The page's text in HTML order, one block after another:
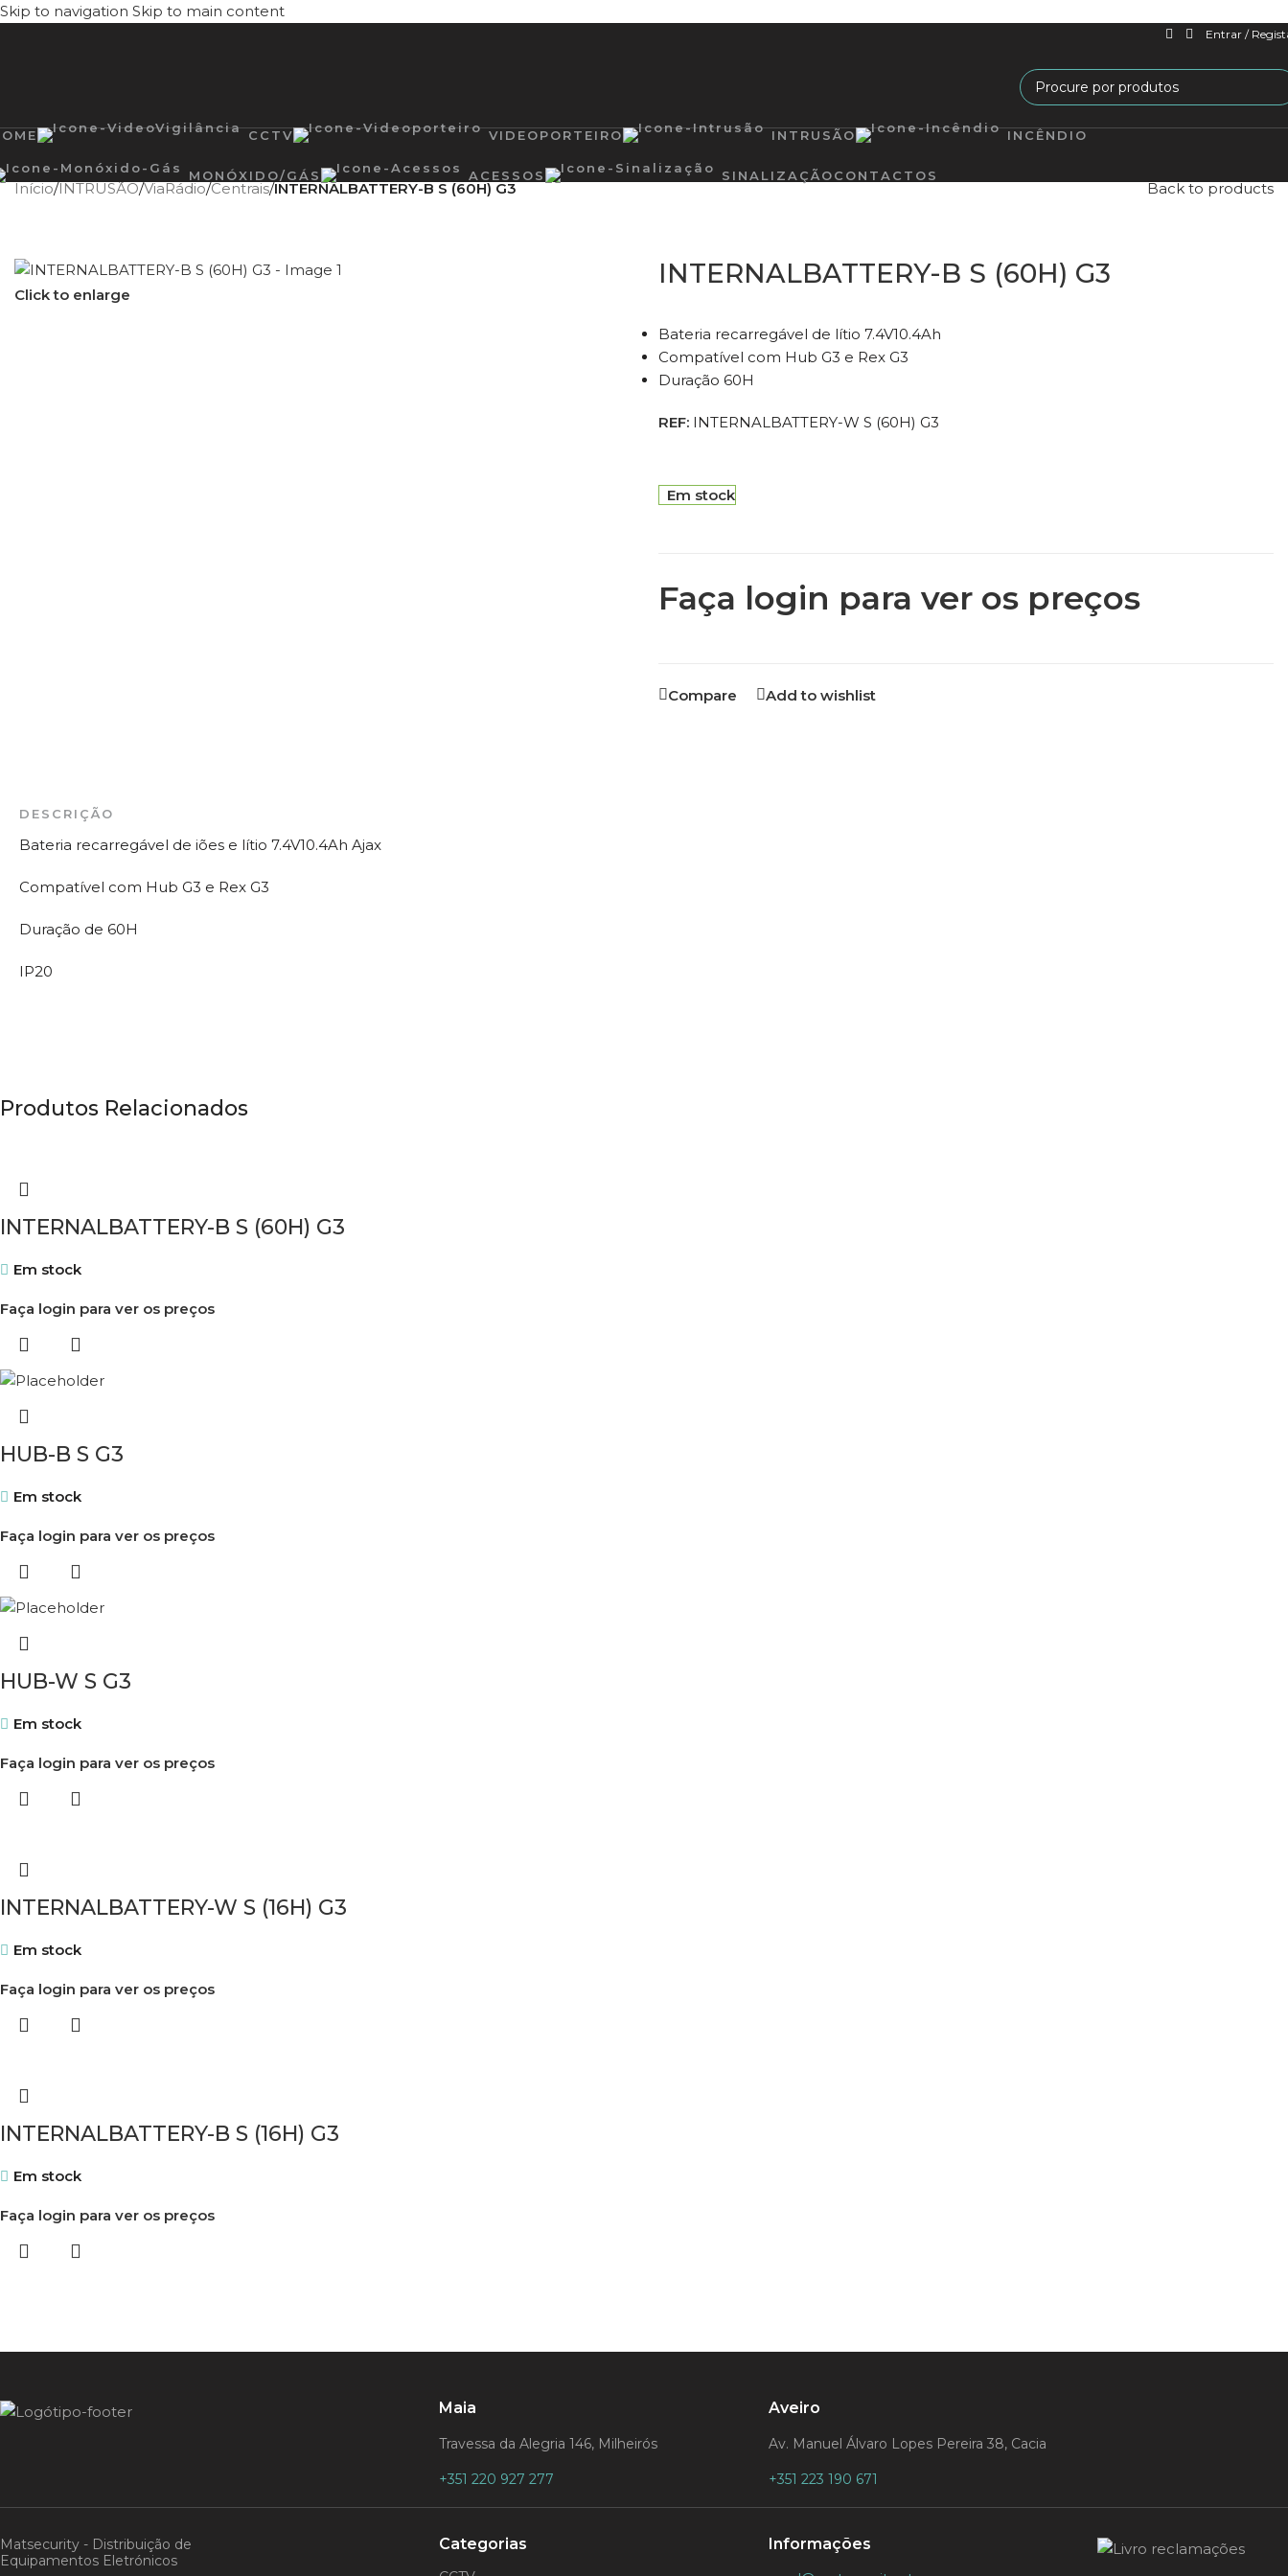
Skip to navigation Skip to main content
Entrar /
CCTV VIDEOPORTEIRO INTRUSÃO INCÊNDIO
MONÓXIDO/GÁS ACESSOS SINALIZAÇÃOCONTACTOS
Início/INTRUSÃO/ViaRádio/Centrais/INTERNALBATTERY-B S (60H) G3 Back to products
Click to enlarge
INTERNALBATTERY-B S (60H) G3
Bateria recarregável de lítio 7.4V10.4Ah
Compatível com Hub G3 e Rex G3
Duração 60H
REF: INTERNALBATTERY-W S (60H) G3
Em stock
Faça login para ver os preços
Compare Add to wishlist
DESCRIÇÃO
Bateria recarregável de iões e lítio 7.4V10.4Ah Ajax
Compatível com Hub G3 e Rex G3
Duração de 60H
IP20
Produtos Relacionados
INTERNALBATTERY-B S (60H) G3
Em stock
Faça login para ver os preços
HUB-B S G3
Em stock
Faça login para ver os preços
HUB-W S G3
Em stock
Faça login para ver os preços
INTERNALBATTERY-W S (16H) G3
Em stock
Faça login para ver os preços
INTERNALBATTERY-B S (16H) G3
Em stock
Faça login para ver os preços
Maia
Travessa da Alegria 146, Milheirós
+351 220 927 277
Aveiro
Av. Manuel Álvaro Lopes Pereira 38, Cacia
+351 223 190 671
Matsecurity - Distribuição de
Equipamentos Eletrónicos
Categorias Informações